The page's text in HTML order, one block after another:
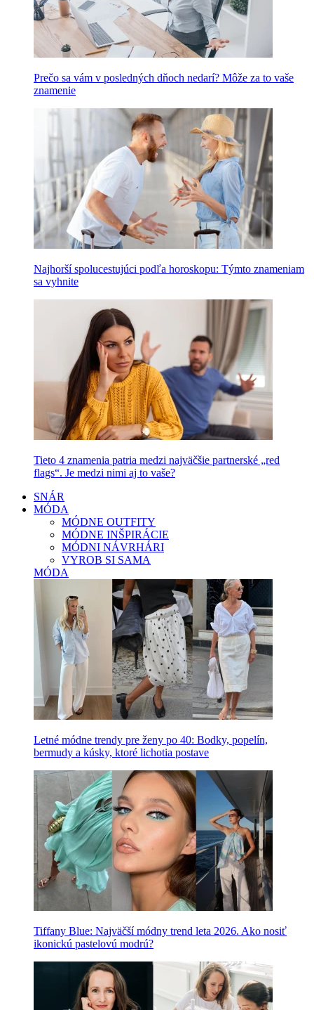
Prečo sa vám v posledných dňoch nedarí? Môže za to vaše
znamenie
Najhorší spolucestujúci podľa horoskopu: Týmto znameniam
sa vyhnite
Tieto 4 znamenia patria medzi najväčšie partnerské „red
flags“. Je medzi nimi aj to vaše?
SNÁR
MÓDA
MÓDNE OUTFITY
MÓDNE INŠPIRÁCIE
MÓDNI NÁVRHÁRI
VYROB SI SAMA
MÓDA
Letné módne trendy pre ženy po 40: Bodky, popelín,
bermudy a kúsky, ktoré lichotia postave
Tiffany Blue: Najväčší módny trend leta 2026. Ako nosiť
ikonickú pastelovú modrú?